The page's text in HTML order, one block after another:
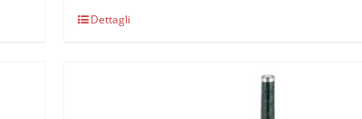
Dettagli